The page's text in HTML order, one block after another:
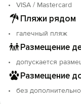
VISA / Mastercard
Пляжи рядом
галечный пляж
Размещение
допускается
Размещение
без